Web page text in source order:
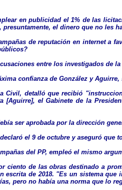
en publicidad el 1% de las
el dinero que no les
de reputación en internet a
entre los investigados de
confianza de González y
Civil, detalló que recibió
el Gabinete de la
ser aprobada por la dirección
el 9 de octubre y aseguró que
del PP, empleó el mismo
ciento de las obras destinado a
de 2018. "Es un sistema
pero no había una norma que lo